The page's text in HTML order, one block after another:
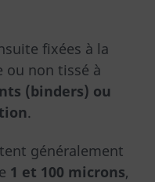
fixées à la
ou non tissé à
(binders) ou
.
généralement
1 et 100 microns,